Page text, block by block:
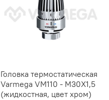
Головка термостатическая
Varmega VM110 - M30X1,5
(жидкостная, цвет хром)